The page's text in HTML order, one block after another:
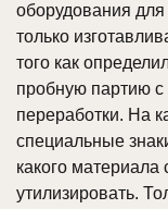
оборудования для
только
того как
пробную партию с
переработки. На
специальные
какого материала
утилизировать.